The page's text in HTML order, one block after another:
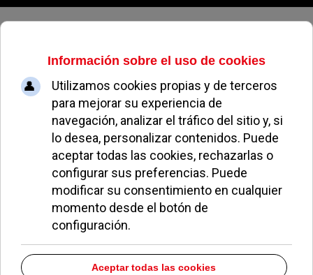
Sábado, 08 de agosto de 2026
Educaterra,S.L.
Dirección: VÍA DOS CASTILLLAS 33 ATICA-5
POZUELO DE ALARCÓN
Madrid
28224
Teléfono: 914830165
Descargar la información como: